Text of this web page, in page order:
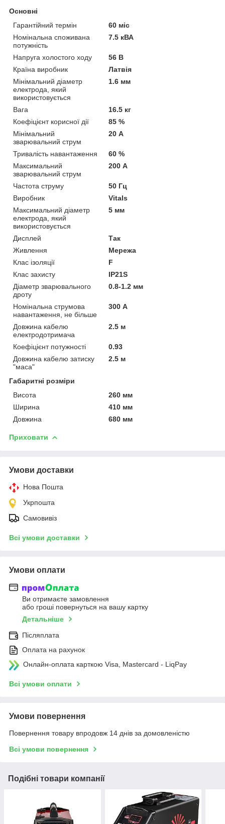
Основні
Гарантійний термін
60 міс
Номінальна споживана
потужність
7.5 кВА
Напруга холостого ходу
56 В
Країна виробник
Латвія
Мінімальний діаметр
електрода, який
використовується
1.6 мм
Вага
16.5 кг
Коефіцієнт корисної дії
85 %
Мінімальний
зварювальний струм
20 А
Тривалість навантаження
60 %
Максимальний
зварювальний струм
200 А
Частота струму
50 Гц
Виробник
Vitals
Максимальний діаметр
електрода, який
використовується
5 мм
Дисплей
Так
Живлення
Мережа
Клас ізоляції
F
Клас захисту
IP21S
Діаметр зварювального
дроту
0.8-1.2 мм
Номінальна струмова
навантаження, не більше
300 А
Довжина кабелю
електродотримача
2.5 м
Коефіцієнт потужності
0.93
Довжина кабелю затиску
"маса"
2.5 м
Габаритні розміри
Висота
260 мм
Ширина
410 мм
Довжина
680 мм
Приховати
Умови доставки
Нова Пошта
Укрпошта
Самовивіз
Всі умови доставки
Умови оплати
Ви отримаєте замовлення
або гроші повернуться на вашу картку
Детальніше
Післяплата
Оплата на рахунок
Онлайн-оплата карткою Visa, Mastercard - LiqPay
Всі умови оплати
Умови повернення
Повернення товару впродовж 14 днів за домовленістю
Всі умови повернення
Подібні товари компанії